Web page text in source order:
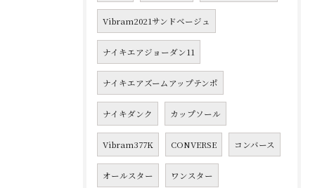
Vibram2021サンドベージュ
ナイキエアジョーダン11
ナイキエアズームアップテンポ
ナイキダンク カップソール
Vibram377K CONVERSE コンバース
オールスター ワンスター